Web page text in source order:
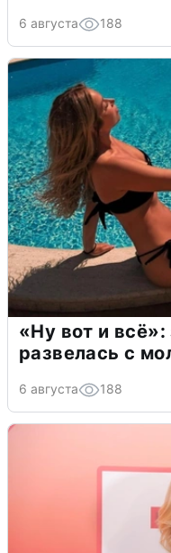
6 августа 188
«Ну вот и
развелась с
6 августа 188